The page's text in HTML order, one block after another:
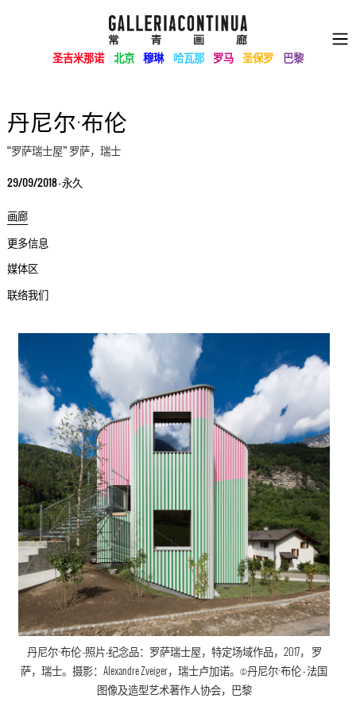
圣吉米那诺 北京 穆琳 哈瓦那 罗马 圣保罗 巴黎
丹尼尔·布伦
“罗萨瑞士屋” 罗萨，瑞士
29/09/2018 - 永久
画廊
更多信息
媒体区
联络我们
丹尼尔·布伦-照片-纪念品：罗萨瑞士屋，特定场域作品， 2017， 罗
萨，瑞士。摄影：Alexandre Zveiger，瑞士卢加诺。©丹尼尔·布伦- 法国
图像及造型艺术著作人协会，巴黎